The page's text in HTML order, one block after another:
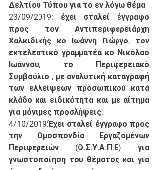
Δελτίου Τύπου για το εν λόγω θέμα
23/09/2019: έχει σταλεί έγγραφο
προς τον Αντιπεριφερειάρχη
Χαλκιδικής κο Ιωάννη Γιώργο, τον
εκτελεστικό γραμματέα κο Νικόλαο
Ιωάννου, το Περιφερειακό
Συμβούλιο , με αναλυτική καταγραφή
των ελλείψεων προσωπικού κατά
κλάδο και ειδικότητα και με αίτημα
για μόνιμες προσλήψεις.
4/10/2019:Έχει σταλεί έγγραφο προς
την Ομοσπονδία Εργαζομένων
Περιφερειών (Ο.Σ.Υ.Α.Π.Ε) για
γνωστοποίηση του θέματος και για